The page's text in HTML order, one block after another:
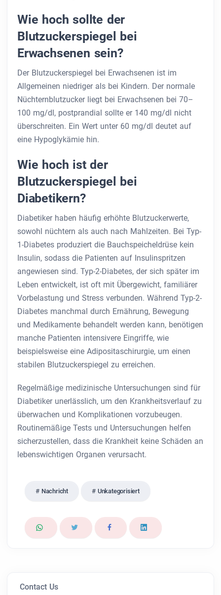
Wie hoch sollte der
Blutzuckerspiegel bei
Erwachsenen sein?
Der Blutzuckerspiegel bei Erwachsenen ist im
Allgemeinen niedriger als bei Kindern. Der normale
Nüchternblutzucker liegt bei Erwachsenen bei 70–
100 mg/dl, postprandial sollte er 140 mg/dl nicht
überschreiten. Ein Wert unter 60 mg/dl deutet auf
eine Hypoglykämie hin.
Wie hoch ist der
Blutzuckerspiegel bei
Diabetikern?
Diabetiker haben häufig erhöhte Blutzuckerwerte,
sowohl nüchtern als auch nach Mahlzeiten. Bei Typ-
1-Diabetes produziert die Bauchspeicheldrüse kein
Insulin, sodass die Patienten auf Insulinspritzen
angewiesen sind. Typ-2-Diabetes, der sich später im
Leben entwickelt, ist oft mit Übergewicht, familiärer
Vorbelastung und Stress verbunden. Während Typ-2-
Diabetes manchmal durch Ernährung, Bewegung
und Medikamente behandelt werden kann, benötigen
manche Patienten intensivere Eingriffe, wie
beispielsweise eine Adipositaschirurgie, um einen
stabilen Blutzuckerspiegel zu erreichen.
Regelmäßige medizinische Untersuchungen sind für
Diabetiker unerlässlich, um den Krankheitsverlauf zu
überwachen und Komplikationen vorzubeugen.
Routinemäßige Tests und Untersuchungen helfen
sicherzustellen, dass die Krankheit keine Schäden an
lebenswichtigen Organen verursacht.
Nachricht Unkategorisiert
Contact Us